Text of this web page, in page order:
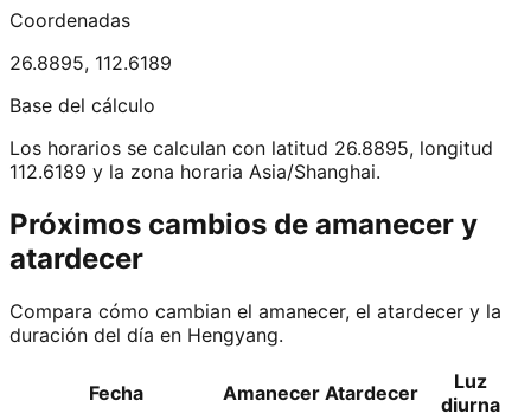
Coordenadas
26.8895, 112.6189
Base del cálculo
Los horarios se calculan con latitud 26.8895, longitud
112.6189 y la zona horaria Asia/Shanghai.
Próximos cambios de amanecer y
atardecer
Compara cómo cambian el amanecer, el atardecer y la
duración del día en Hengyang.
Fecha Amanecer Atardecer
Luz
diurna